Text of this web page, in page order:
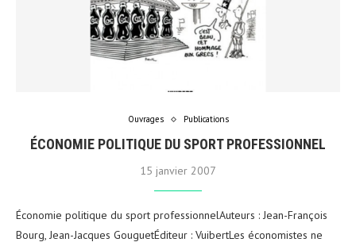
Ouvrages Publications
ÉCONOMIE POLITIQUE DU SPORT PROFESSIONNEL
15 janvier 2007
Économie politique du sport professionnelAuteurs : Jean-François
Bourg, Jean-Jacques GouguetÉditeur : VuibertLes économistes ne